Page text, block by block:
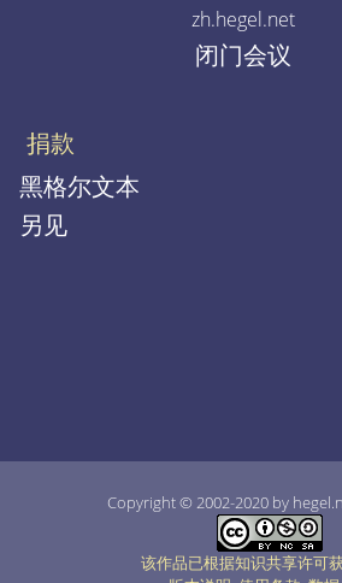
zh.hegel.net
闭门会议
捐款
黑格尔文本
另见
Copyright © 2002-2020 by
该作品已根据知识共享许可